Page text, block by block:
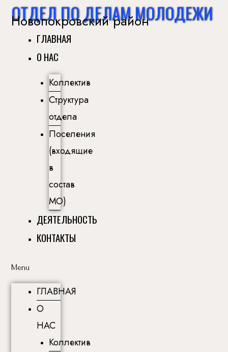
ОТДЕЛ ПО ДЕЛАМ МОЛОДЕЖИ
Новопокровский район
ГЛАВНАЯ
О НАС
Коллектив
Структура
отдела
Поселения
(входящие
в
состав
МО)
ДЕЯТЕЛЬНОСТЬ
КОНТАКТЫ
Menu
ГЛАВНАЯ
О
НАС
Коллектив